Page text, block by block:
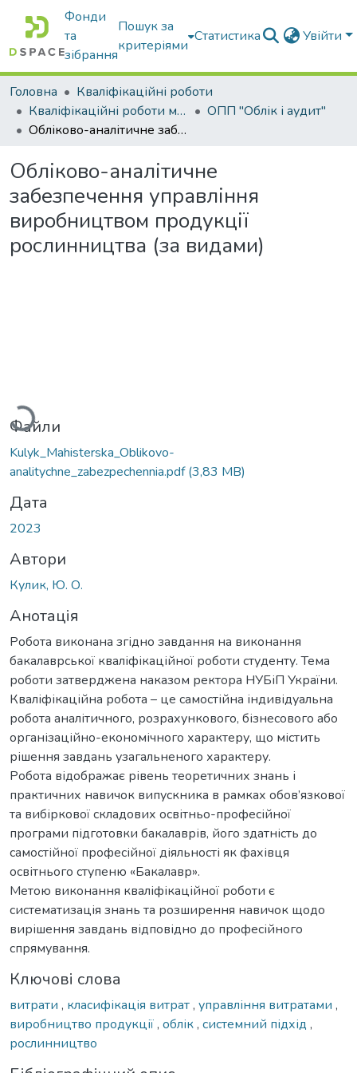
Фонди
та
зібрання
Пошук за
критеріями
Статистика Увійти
Головна
Кваліфікаційні роботи
Кваліфікаційні роботи магістрів
ОПП "Облік і аудит"
Обліково-аналітичне забезпечення управління виробництвом продукції рослинництва (за видами)
Обліково-аналітичне
забезпечення управління
виробництвом продукції
рослинництва (за видами)
Файли
Kulyk_Mahisterska_Oblikovo-
analitychne_zabezpechennia.pdf(3,83 MB)
Дата
2023
Автори
Кулик, Ю. О.
Анотація
Робота виконана згідно завдання на виконання
бакалаврської кваліфікаційної роботи студенту. Тема
роботи затверджена наказом ректора НУБіП України.
Кваліфікаційна робота – це самостійна індивідуальна
робота аналітичного, розрахункового, бізнесового або
організаційно-економічного характеру, що містить
рішення завдань узагальненого характеру.
Робота відображає рівень теоретичних знань і
практичних навичок випускника в рамках обов’язкової
та вибіркової складових освітньо-професійної
програми підготовки бакалаврів, його здатність до
самостійної професійної діяльності як фахівця
освітнього ступеню «Бакалавр».
Метою виконання кваліфікаційної роботи є
систематизація знань та розширення навичок щодо
вирішення завдань відповідно до професійного
спрямування.
Ключові слова
витрати , класифікація витрат, управління витратами ,
виробництво продукції, облік, системний підхід ,
рослинництво